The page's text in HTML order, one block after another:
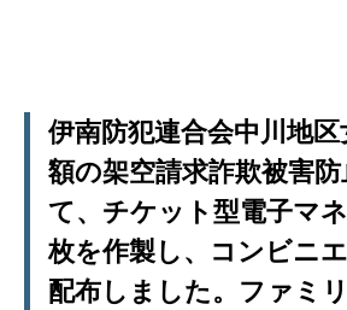
伊南防犯連合会中川地
額の架空請求詐欺被害
て、チケット型電子マ
枚を作製し、コンビニ
配布しました。ファミ